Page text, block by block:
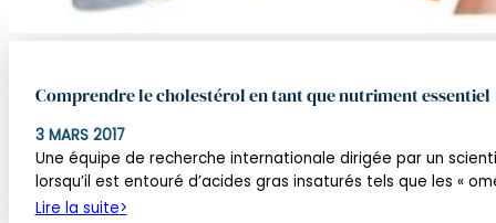
Comprendre le cholestérol en tant que nutriment essentiel
3 MARS 2017
Une équipe de recherche internationale dirigée par un
lorsqu’il est entouré d’acides gras insaturés tels que les «
Lire la suite